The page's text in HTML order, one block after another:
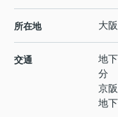
所在地 大
交通 地
分
京
地